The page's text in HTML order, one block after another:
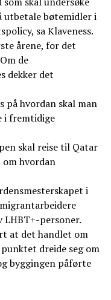
utbetale bøtemidler i
sa Klaveness.
årene, for det
de
dekker det
på hvordan skal man
i fremtidige
skal reise til Qatar
hvordan
i
personer.
at det handlet om
dreide seg om
byggingen påførte